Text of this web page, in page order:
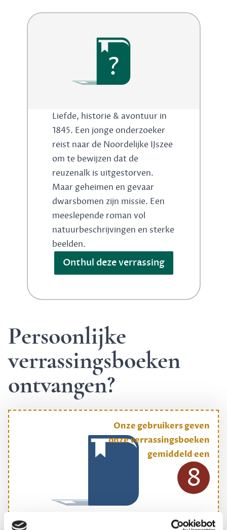
?
Liefde, historie & avontuur in
1845. Een jonge onderzoeker
reist naar de Noordelijke IJszee
om te bewijzen dat de
reuzenalk is uitgestorven.
Maar geheimen en gevaar
dwarsbomen zijn missie. Een
meeslepende roman vol
natuurbeschrijvingen en sterke
beelden.
Onthul deze verrassing
Persoonlijke
verrassingsboeken
ontvangen?
Onze gebruikers geven
onze verrassingsboeken
gemiddeld een
8